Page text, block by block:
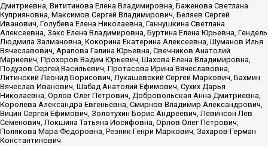
Дмитриевна, Вититинова Елена Владимировна, Баженова Светлана
Куприяновна, Максимов Сергей Владимирович, Беляев Сергей
Иванович, Голубева Елена Николаевна, Ганнушкина Светлана
Алексеевна, Закс Елена Владимировна, Буртина Елена Юрьевна, Гендель
Людмила Залмановна, Кокорина Екатерина Алексеевна, Шуманов Илья
Вячеславович, Арапова Галина Юрьевна, Свечников Анатолий
Мариевич, Прохоров Вадим Юрьевич, Шахова Елена Владимировна,
Подузов Сергей Васильевич, Протасова Ирина Вячеславовна,
Литинский Леонид Борисович, Лукашевский Сергей Маркович, Бахмин
Вячеслав Иванович, Шабад Анатолий Ефимович, Сухих Дарья
Николаевна, Орлов Олег Петрович, Добровольская Анна Дмитриевна,
Королева Александра Евгеньевна, Смирнов Владимир Александрович,
Вицин Сергей Ефимович, Золотухин Борис Андреевич, Левинсон Лев
Семенович, Локшина Татьяна Иосифовна, Орлов Олег Петрович,
Полякова Мара Федоровна, Резник Генри Маркович, Захаров Герман
Константинович